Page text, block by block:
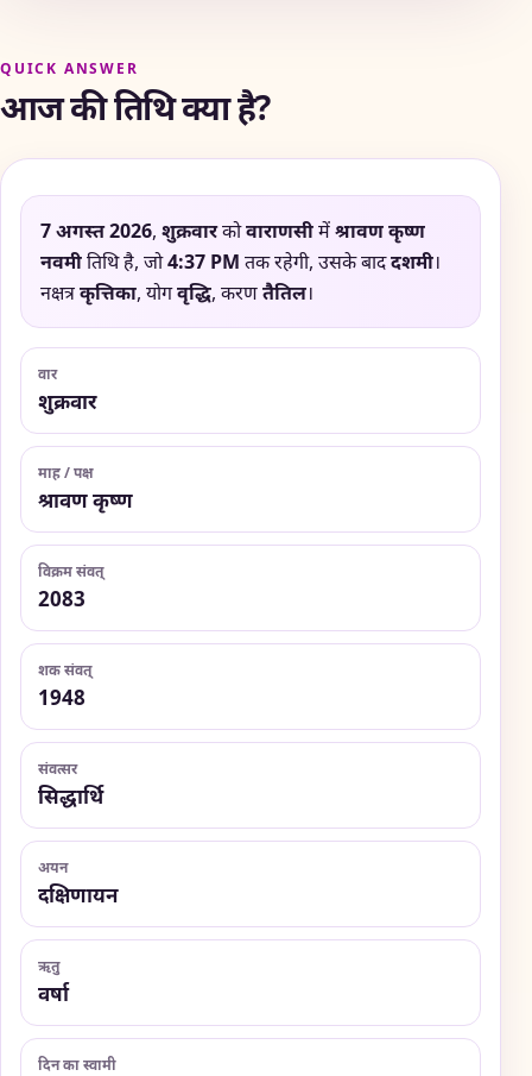
QUICK ANSWER
आज की तिथि क्या है?
7 अगस्त 2026, शुक्रवारकोवाराणसीमेंश्रावण कृष्ण
नवमीतिथि है, जो4:37 PM तक रहेगी, उसके बाददशमी।
नक्षत्रकृत्तिका, योगवृद्धि, करणतैतिल।
वार
शुक्रवार
माह / पक्ष
श्रावण कृष्ण
विक्रम संवत्
2083
शक संवत्
1948
संवत्सर
सिद्धार्थि
अयन
दक्षिणायन
ऋतु
वर्षा
दिन का स्वामी